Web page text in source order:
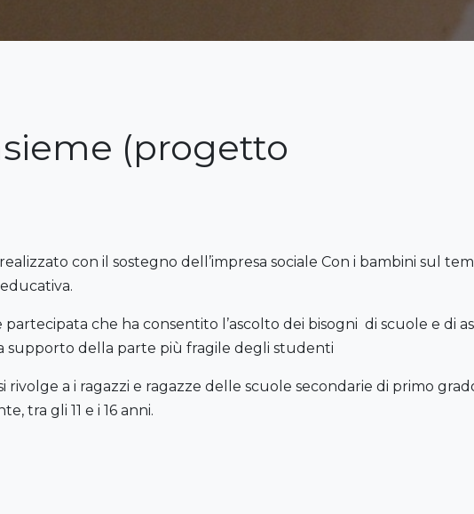
(progetto
con il sostegno dell’impresa sociale Con i bambini sul
che ha consentito l’ascolto dei bisogni di scuole e di
supporto della parte più fragile degli studenti
rivolge a i ragazzi e ragazze delle scuole secondarie di primo
tra gli 11 e i 16 anni.